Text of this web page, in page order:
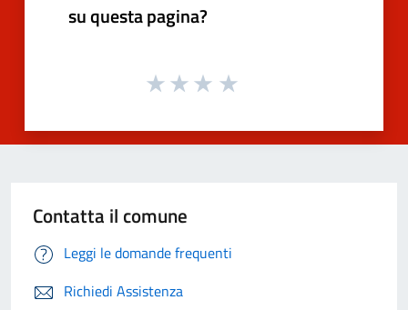
su questa pagina?
Contatta il comune
Leggi le domande frequenti
Richiedi Assistenza